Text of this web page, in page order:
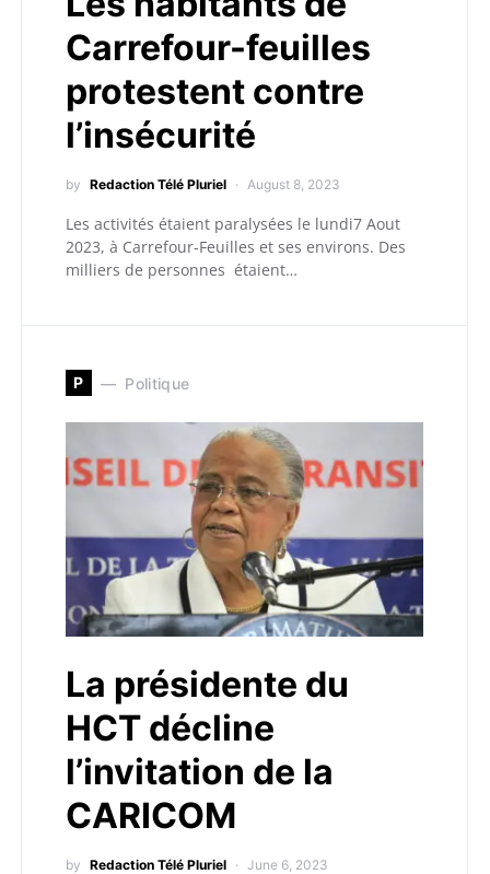
Carrefour-feuilles
protestent contre
l’insécurité
by Redaction Télé Pluriel August 8, 2023
Les activités étaient paralysées le lundi7 Aout
2023, à Carrefour-Feuilles et ses environs. Des
milliers de personnes étaient…
P Politique
La présidente du
HCT décline
l’invitation de la
CARICOM
by Redaction Télé Pluriel June 6, 2023